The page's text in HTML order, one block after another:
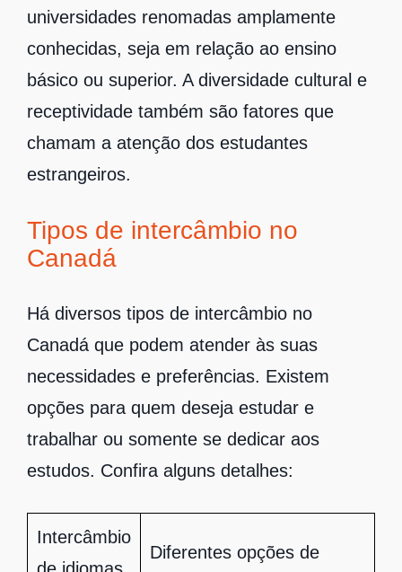
universidades renomadas amplamente
conhecidas, seja em relação ao ensino
básico ou superior. A diversidade cultural e
receptividade também são fatores que
chamam a atenção dos estudantes
estrangeiros.
Tipos de intercâmbio no
Canadá
Há diversos tipos de intercâmbio no
Canadá que podem atender às suas
necessidades e preferências. Existem
opções para quem deseja estudar e
trabalhar ou somente se dedicar aos
estudos. Confira alguns detalhes:
Intercâmbio
Diferentes opções de